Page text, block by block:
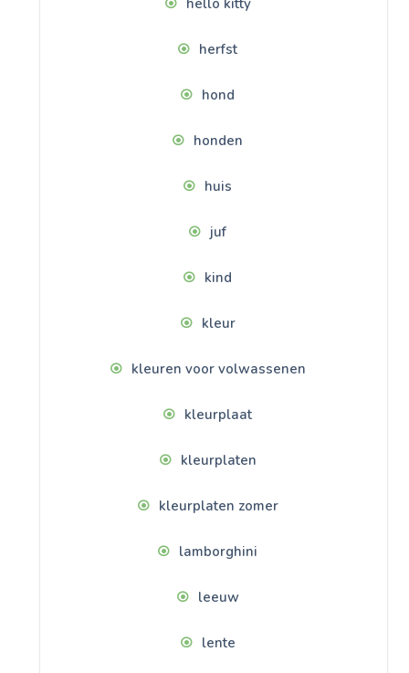
hello kitty
herfst
hond
honden
huis
juf
kind
kleur
kleuren voor volwassenen
kleurplaat
kleurplaten
kleurplaten zomer
lamborghini
leeuw
lente